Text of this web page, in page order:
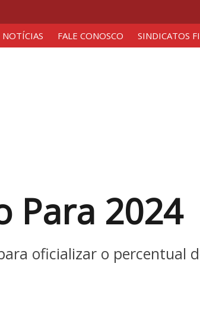
NOTÍCIAS FALE CONOSCO SINDICATOS
Para 2024
oficializar o percentual